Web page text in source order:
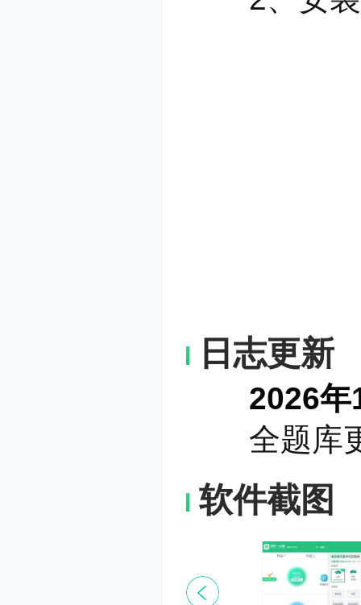
4.模拟考试
日志更新
2026年1
全题库更
软件截图